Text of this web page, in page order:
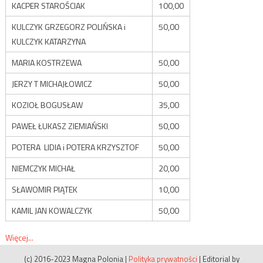
KACPER STAROŚCIAK
100,00
KULCZYK GRZEGORZ POLIŃSKA i
KULCZYK KATARZYNA
50,00
MARIA KOSTRZEWA
50,00
JERZY T MICHAJŁOWICZ
50,00
KOZIOŁ BOGUSŁAW
35,00
PAWEŁ ŁUKASZ ZIEMIAŃSKI
50,00
POTERA LIDIA i POTERA KRZYSZTOF
50,00
NIEMCZYK MICHAŁ
20,00
SŁAWOMIR PIĄTEK
10,00
KAMIL JAN KOWALCZYK
50,00
Więcej...
(c) 2016-2023 Magna Polonia | Polityka prywatności | Editorial by